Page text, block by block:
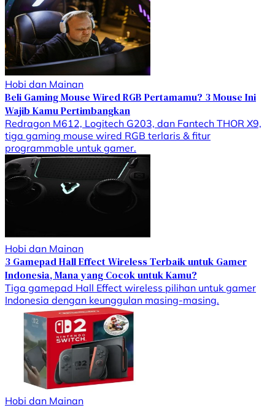
Hobi dan Mainan
Beli Gaming Mouse Wired RGB Pertamamu? 3 Mouse Ini
Wajib Kamu Pertimbangkan
Redragon M612, Logitech G203, dan Fantech THOR X9,
tiga gaming mouse wired RGB terlaris & fitur
programmable untuk gamer.
Hobi dan Mainan
3 Gamepad Hall Effect Wireless Terbaik untuk Gamer
Indonesia, Mana yang Cocok untuk Kamu?
Tiga gamepad Hall Effect wireless pilihan untuk gamer
Indonesia dengan keunggulan masing-masing.
Hobi dan Mainan